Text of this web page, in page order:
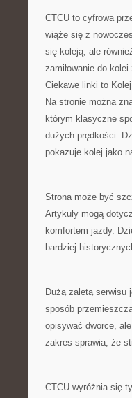
CTCU to cyfrowa
wiąże się z
się koleją, ale
zamiłowanie do
Ciekawe linki to
Na stronie można
którym klasyczne
dużych prędkości.
pokazuje kolej jako
Strona może być
Artykuły mogą
komfortem jazdy.
bardziej
Dużą zaletą serwisu
sposób
opisywać dworce,
zakres sprawia, że
CTCU wyróżnia się